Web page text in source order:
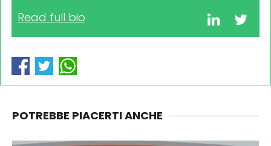
Read full bio
POTREBBE PIACERTI ANCHE